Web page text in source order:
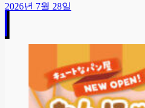
2026년 7월 28일